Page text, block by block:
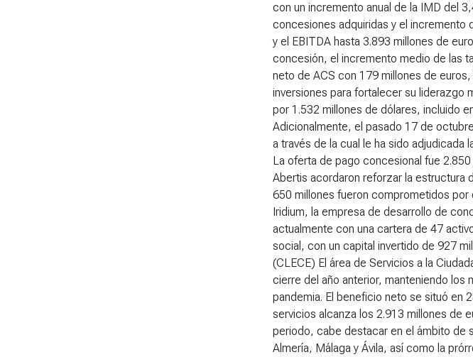
con un incremento anual de la IMD del
concesiones adquiridas y el incremento
y el EBITDA hasta 3.893 millones de
concesión, el incremento medio de las
neto de ACS con 179 millones de
inversiones para fortalecer su liderazgo
por 1.532 millones de dólares, incluido
Adicionalmente, el pasado 17 de
a través de la cual le ha sido adjudicada
La oferta de pago concesional fue
Abertis acordaron reforzar la estructura
650 millones fueron comprometidos
Iridium, la empresa de desarrollo de
actualmente con una cartera de 47
social, con un capital invertido de 927
(CLECE) El área de Servicios a la
cierre del año anterior, manteniendo
pandemia. El beneficio neto se situó en
servicios alcanza los 2.913 millones de
periodo, cabe destacar en el ámbito de
Almería, Málaga y Ávila, así como la